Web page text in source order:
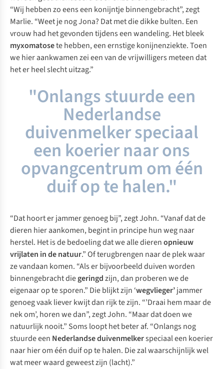
“Wij hebben zo eens een konijntje binnengebracht”, zegt
Marlie. “Weet je nog Jona? Dat met die dikke bulten. Een
vrouw had het gevonden tijdens een wandeling. Het bleek
myxomatosete hebben, een ernstige konijnenziekte. Toen
we hier aankwamen zei een van de vrijwilligers meteen dat
het er heel slecht uitzag.”
"Onlangs stuurde een
Nederlandse
duivenmelker speciaal
een koerier naar ons
opvangcentrum om één
duif op te halen."
“Dat hoort er jammer genoeg bij”, zegt John. “Vanaf dat de
dieren hier aankomen, begint in principe hun weg naar
herstel. Het is de bedoeling dat we alle dierenopnieuw
vrijlaten in de natuur.” Of terugbrengen naar de plek waar
ze vandaan komen. “Als er bijvoorbeeld duiven worden
binnengebracht diegeringdzijn, dan proberen we de
eigenaar op te sporen.” Die blijkt zijn ‘wegvlieger’jammer
genoeg vaak liever kwijt dan rijk te zijn. “’Draai hem maar de
nek om’, horen we dan”, zegt John. “Maar dat doen we
natuurlijk nooit.” Soms loopt het beter af. “Onlangs nog
stuurde een Nederlandse duivenmelkerspeciaal een koerier
naar hier om één duif op te halen. Die zal waarschijnlijk wel
wat meer waard geweest zijn (lacht).”